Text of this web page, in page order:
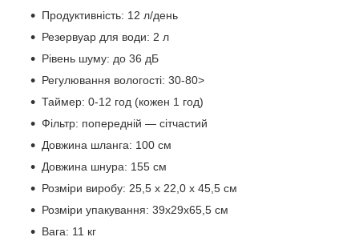
Продуктивність: 12 л/день
Резервуар для води: 2 л
Рівень шуму: до 36 дБ
Регулювання вологості: 30-80>
Таймер: 0-12 год (кожен 1 год)
Фільтр: попередній — сітчастий
Довжина шланга: 100 см
Довжина шнура: 155 см
Розміри виробу: 25,5 х 22,0 х 45,5 см
Розміри упакування: 39x29x65,5 см
Вага: 11 кг